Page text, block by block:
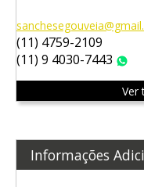
(11) 4759-2109
(11) 9 4030-7443
Ver
Informações